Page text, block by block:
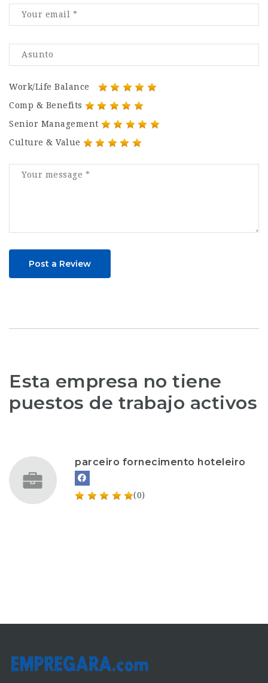
Work/Life Balance
Comp & Benefits
Senior Management
Culture & Value
Post a Review
Esta empresa no tiene
puestos de trabajo activos
parceiro fornecimento hoteleiro
(0)